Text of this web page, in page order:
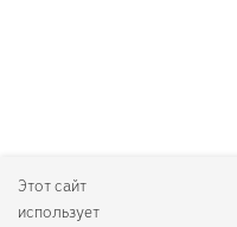
Этот сайт
использует